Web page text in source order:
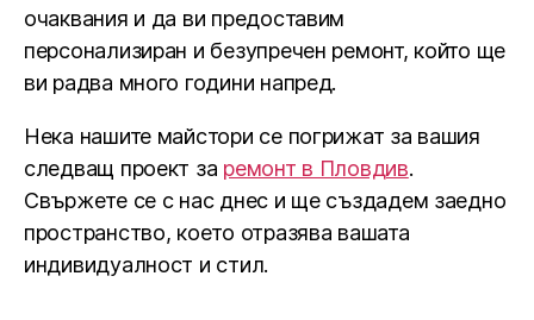
очаквания и да ви предоставим
персонализиран и безупречен ремонт, който ще
ви радва много години напред.
Нека нашите майстори се погрижат за вашия
следващ проект за ремонт в Пловдив.
Свържете се с нас днес и ще създадем заедно
пространство, което отразява вашата
индивидуалност и стил.